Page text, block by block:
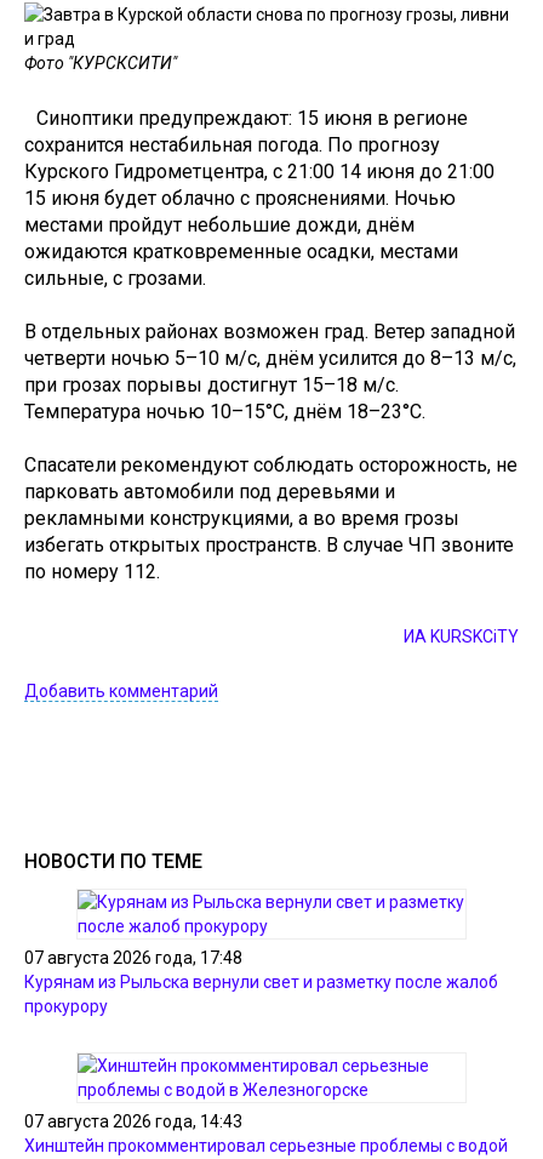
Фото "КУРСКСИТИ"
Синоптики предупреждают: 15 июня в регионе
сохранится нестабильная погода. По прогнозу
Курского Гидрометцентра, с 21:00 14 июня до 21:00
15 июня будет облачно с прояснениями. Ночью
местами пройдут небольшие дожди, днём
ожидаются кратковременные осадки, местами
сильные, с грозами.
В отдельных районах возможен град. Ветер западной
четверти ночью 5–10 м/с, днём усилится до 8–13 м/с,
при грозах порывы достигнут 15–18 м/с.
Температура ночью 10–15°C, днём 18–23°C.
Спасатели рекомендуют соблюдать осторожность, не
парковать автомобили под деревьями и
рекламными конструкциями, а во время грозы
избегать открытых пространств. В случае ЧП звоните
по номеру 112.
ИА KURSKCiTY
Добавить комментарий
НОВОСТИ ПО ТЕМЕ
07 августа 2026 года, 17:48
Курянам из Рыльска вернули свет и разметку после жалоб
прокурору
07 августа 2026 года, 14:43
Хинштейн прокомментировал серьезные проблемы с водой